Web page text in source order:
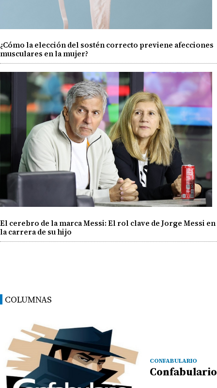
¿Cómo la elección del sostén correcto previene afecciones
musculares en la mujer?
El cerebro de la marca Messi: El rol clave de Jorge Messi en
la carrera de su hijo
COLUMNAS
CONFABULARIO
Confabulario